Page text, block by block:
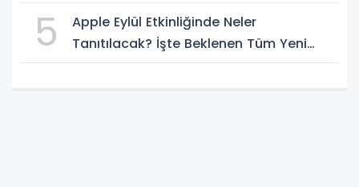
5
Apple Eylül Etkinliğinde Neler
Tanıtılacak? İşte Beklenen Tüm Yeni